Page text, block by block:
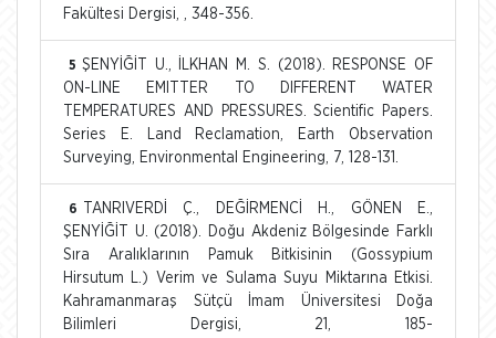
Fakültesi Dergisi, , 348-356.
5 ŞENYİĞİT U., İLKHAN M. S. (2018). RESPONSE OF
ON-LINE EMITTER TO DIFFERENT WATER
TEMPERATURES AND PRESSURES. Scientific Papers.
Series E. Land Reclamation, Earth Observation
Surveying, Environmental Engineering, 7, 128-131.
6
TANRIVERDİ Ç., DEĞİRMENCİ H., GÖNEN E.,
ŞENYİĞİT U. (2018). Doğu Akdeniz Bölgesinde Farklı
Sıra Aralıklarının Pamuk Bitkisinin (Gossypium
Hirsutum L.) Verim ve Sulama Suyu Miktarına Etkisi.
Kahramanmaraş Sütçü İmam Üniversitesi Doğa
Bilimleri Dergisi, 21, 185-